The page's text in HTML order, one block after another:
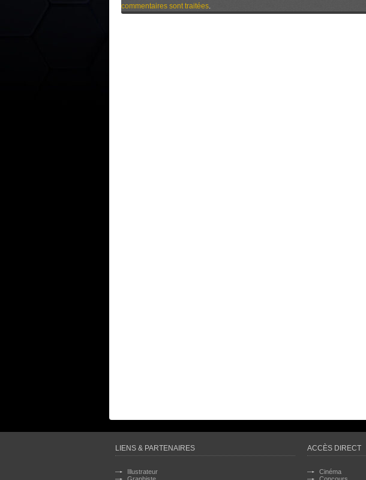
commentaires sont traitées.
LIENS & PARTENAIRES
Illustrateur
ACCÈS DIRECT
Cinéma